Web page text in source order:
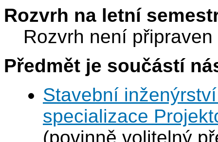
(budova
A536
Rozvrh na letní
Rozvrh není připraven
Předmět je součástí
Stavební
specializace
(povinně volitelný